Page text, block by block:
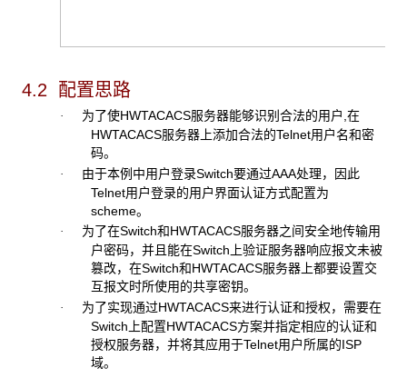
4.2 配置思路
· 为了使HWTACACS服务器能够识别合法的用户,在
HWTACACS服务器上添加合法的Telnet用户名和密
码。
· 由于本例中用户登录Switch要通过AAA处理，因此
Telnet用户登录的用户界面认证方式配置为
scheme。
· 为了在Switch和HWTACACS服务器之间安全地传输用
户密码，并且能在Switch上验证服务器响应报文未被
篡改，在Switch和HWTACACS服务器上都要设置交
互报文时所使用的共享密钥。
· 为了实现通过HWTACACS来进行认证和授权，需要在
Switch上配置HWTACACS方案并指定相应的认证和
授权服务器，并将其应用于Telnet用户所属的ISP
域。